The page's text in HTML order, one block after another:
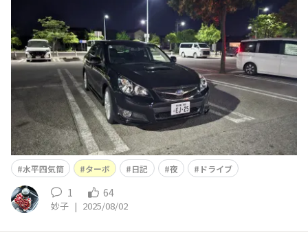
990年代コンフォート)の時よりエンジン音が聞こえない
と感じており、騒音規制の関係かなと思っていたのです
が、窓全開にするとバリバリエンジン音が聞こえてきて気
分が高揚
水平四気筒 ターボ 日記 夜 ドライブ
1 64
妙子 | 2025/08/02